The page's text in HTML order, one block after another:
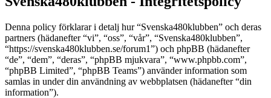
Denna policy förklarar i detalj hur “Svenska480klubben” och deras
partners (hädanefter “vi”, “oss”, “vår”, “Svenska480klubben”,
“https://svenska480klubben.se/forum1”) och phpBB (hädanefter
“de”, “dem”, “deras”, “phpBB mjukvara”, “www.phpbb.com”,
“phpBB Limited”, “phpBB Teams”) använder information som
samlas in under din användning av webbplatsen (hädanefter “din
information”).